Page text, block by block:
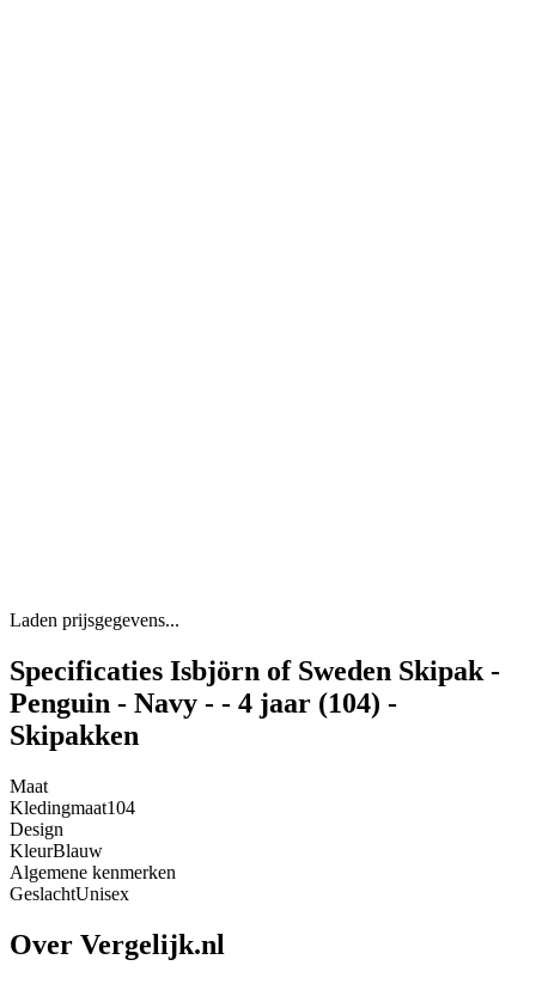
Laden prijsgegevens...
Specificaties Isbjörn of Sweden Skipak -
Penguin - Navy - - 4 jaar (104) -
Skipakken
Maat
Kledingmaat104
Design
KleurBlauw
Algemene kenmerken
GeslachtUnisex
Over Vergelijk.nl